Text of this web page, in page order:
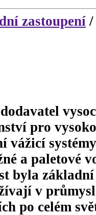
zastoupení /
pro
vážicí
a paletové
byla
v
po celém